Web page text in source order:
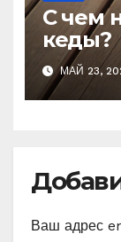
С чем
кеды?
МАЙ 23,
Ваш адрес